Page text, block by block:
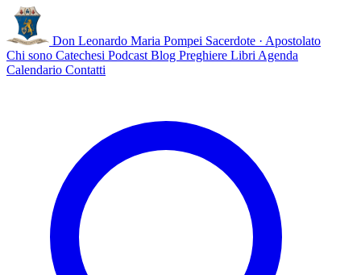
Don Leonardo Maria Pompei Sacerdote · Apostolato
Chi sono Catechesi Podcast Blog Preghiere Libri Agenda
Calendario Contatti